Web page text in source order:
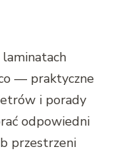
— praktyczne
i porady
odpowiedni
przestrzeni